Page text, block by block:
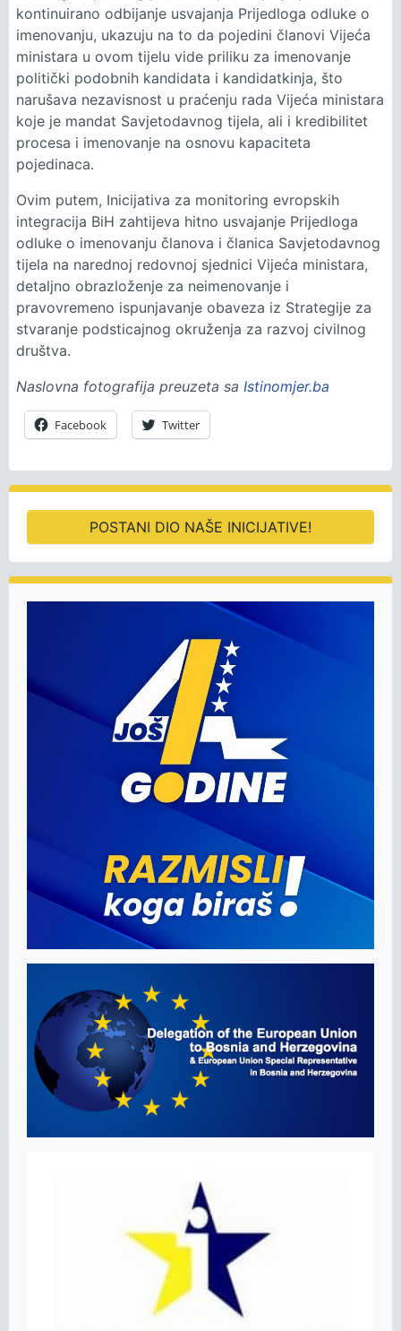
kontinuirano odbijanje usvajanja Prijedloga odluke o
imenovanju, ukazuju na to da pojedini članovi Vijeća
ministara u ovom tijelu vide priliku za imenovanje
politički podobnih kandidata i kandidatkinja, što
narušava nezavisnost u praćenju rada Vijeća ministara
koje je mandat Savjetodavnog tijela, ali i kredibilitet
procesa i imenovanje na osnovu kapaciteta
pojedinaca.
Ovim putem, Inicijativa za monitoring evropskih
integracija BiH zahtijeva hitno usvajanje Prijedloga
odluke o imenovanju članova i članica Savjetodavnog
tijela na narednoj redovnoj sjednici Vijeća ministara,
detaljno obrazloženje za neimenovanje i
pravovremeno ispunjavanje obaveza iz Strategije za
stvaranje podsticajnog okruženja za razvoj civilnog
društva.
Naslovna fotografija preuzeta sa Istinomjer.ba
Facebook Twitter
POSTANI DIO NAŠE INICIJATIVE!